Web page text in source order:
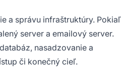
a správu infraštruktúry. Pokiaľ
server a emailový server.
nasadzovanie a
či konečný cieľ.